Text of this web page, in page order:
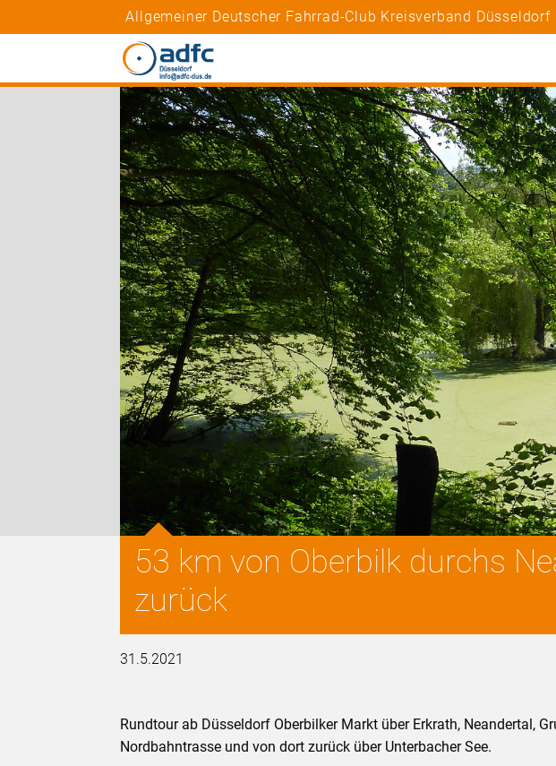
Allgemeiner Deutscher Fahrrad-Club Kreisverband Düsseldorf
53 km von Oberbilk durchs
zurück
31.5.2021
Rundtour ab Düsseldorf Oberbilker Markt über Erkrath, Neandertal,
Nordbahntrasse und von dort zurück über Unterbacher See.